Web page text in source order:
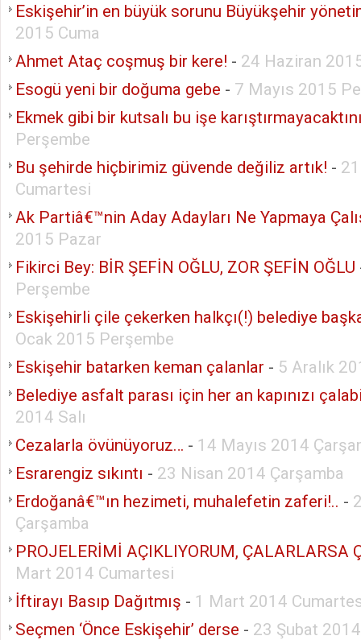
Eskişehir’in en büyük sorunu Büyükşehir
2015 Cuma
Ahmet Ataç coşmuş bir kere! - 24 Haziran
Esogü yeni bir doğuma gebe - 7 Mayıs 2015
Ekmek gibi bir kutsalı bu işe
Perşembe
Bu şehirde hiçbirimiz güvende değiliz artık! -
Cumartesi
Ak Partiâ€™nin Aday Adayları Ne Yapmaya
2015 Pazar
Fikirci Bey: BİR ŞEFİN OĞLU, ZOR ŞEFİN OĞLU
Perşembe
Eskişehirli çile çekerken halkçı(!) belediye
Ocak 2015 Perşembe
Eskişehir batarken keman çalanlar - 5 Aralık
Belediye asfalt parası için her an kapınızı
2014 Salı
Cezalarla övünüyoruz… - 14 Mayıs 2014
Esrarengiz sıkıntı - 23 Nisan 2014 Çarşamba
Erdoğanâ€™ın hezimeti, muhalefetin zaferi!.. -
Çarşamba
PROJELERİMİ AÇIKLIYORUM, ÇALARLARSA
Mart 2014 Cumartesi
İftirayı Basıp Dağıtmış - 1 Mart 2014
Seçmen ‘Önce Eskişehir’ derse - 23 Şubat